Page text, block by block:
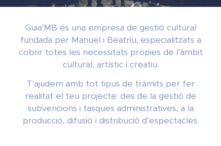
Guia’MB és una empresa de gestió cultural
fundada per Manuel i Beatriu, especialitzats a
cobrir totes les necessitats pròpies de l’àmbit
cultural, artístic i creatiu.
T’ajudem amb tot tipus de tràmits per fer
realitat el teu projecte: des de la gestió de
subvencions i tasques administratives, a la
producció, difusió i distribució d’espectacles.